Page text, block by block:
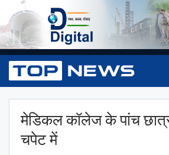
मेडिकल कॉलेज के पांच छात्र
चपेट में